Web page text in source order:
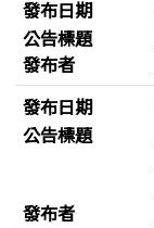
發布日期
公告標題
發布者
發布日期
公告標題
發布者